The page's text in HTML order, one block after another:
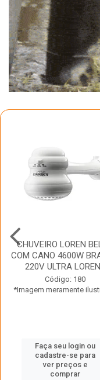
CHUVEIRO LOREN
COM CANO 4600W
220V ULTRA
Código: 180
*Imagem meramente
Faça seu login ou
cadastre-se para
ver preços e
comprar